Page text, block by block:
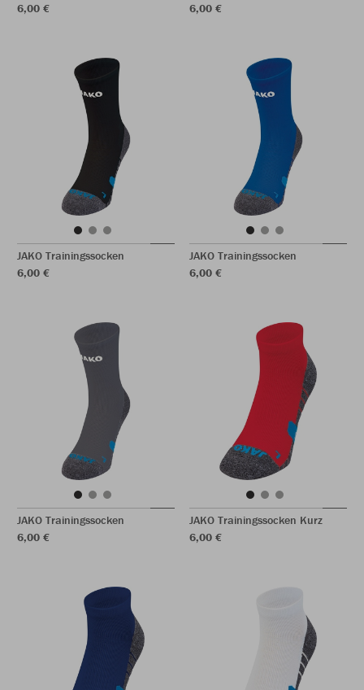
6,00 € 6,00 €
JAKO Trainingssocken
6,00 €
JAKO Trainingssocken
6,00 €
JAKO Trainingssocken
6,00 €
JAKO Trainingssocken Kurz
6,00 €